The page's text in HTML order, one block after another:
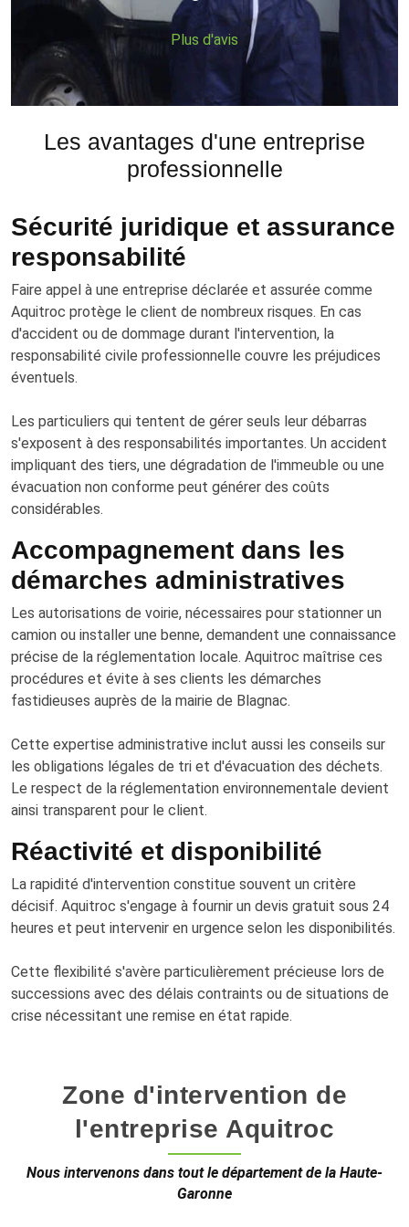
Plus d'avis
Les avantages d'une entreprise
professionnelle
Sécurité juridique et assurance
responsabilité
Faire appel à une entreprise déclarée et assurée comme
Aquitroc protège le client de nombreux risques. En cas
d'accident ou de dommage durant l'intervention, la
responsabilité civile professionnelle couvre les préjudices
éventuels.
Les particuliers qui tentent de gérer seuls leur débarras
s'exposent à des responsabilités importantes. Un accident
impliquant des tiers, une dégradation de l'immeuble ou une
évacuation non conforme peut générer des coûts
considérables.
Accompagnement dans les
démarches administratives
Les autorisations de voirie, nécessaires pour stationner un
camion ou installer une benne, demandent une connaissance
précise de la réglementation locale. Aquitroc maîtrise ces
procédures et évite à ses clients les démarches
fastidieuses auprès de la mairie de Blagnac.
Cette expertise administrative inclut aussi les conseils sur
les obligations légales de tri et d'évacuation des déchets.
Le respect de la réglementation environnementale devient
ainsi transparent pour le client.
Réactivité et disponibilité
La rapidité d'intervention constitue souvent un critère
décisif. Aquitroc s'engage à fournir un devis gratuit sous 24
heures et peut intervenir en urgence selon les disponibilités.
Cette flexibilité s'avère particulièrement précieuse lors de
successions avec des délais contraints ou de situations de
crise nécessitant une remise en état rapide.
Zone d'intervention de
l'entreprise Aquitroc
Nous intervenons dans tout le département de la Haute-
Garonne